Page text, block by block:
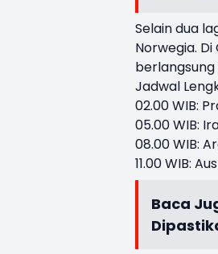
Selain dua
Norwegia.
Jadwal
02.00 WIB:
05.00 WIB:
08.00 WIB:
11.00 WIB:
Baca